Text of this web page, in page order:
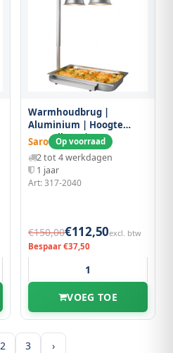
Warmhoudbrug |
Aluminium | Hoogte
Verstelbaar |
Infraroodlampen (2x
250w) | 1/1 GN |
350x425x595/795(h)mm
Saro Op voorraad
2 tot 4 werkdagen
1 jaar
Art: 317-2040
€150,00€112,50excl. btw
Bespaar €37,50
VOEG TOE
2 3 ›